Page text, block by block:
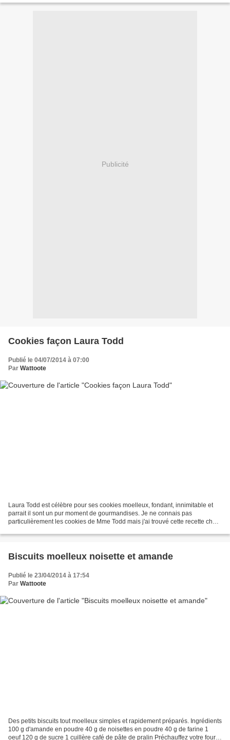
Publicité
Cookies façon Laura Todd
Publié le 04/07/2014 à 07:00
Par Wattoote
Laura Todd est célèbre pour ses cookies moelleux, fondant, innimitable et
parrait il sont un pur moment de gourmandises. Je ne connais pas
particulièrement les cookies de Mme Todd mais j'ai trouvé cette recette chez
Biscuits moelleux noisette et amande
Publié le 23/04/2014 à 17:54
Par Wattoote
Des petits biscuits tout moelleux simples et rapidement préparés. Ingrédients
100 g d'amande en poudre 40 g de noisettes en poudre 40 g de farine 1
oeuf 120 g de sucre 1 cuillère café de pâte de pralin Préchauffez votre four à